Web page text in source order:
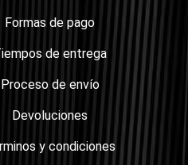
Formas de pago
de entrega
Proceso de envío
Devoluciones
y condiciones